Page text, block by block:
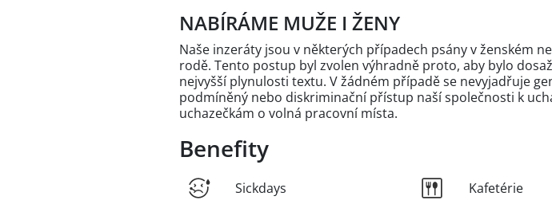
NABÍRÁME MUŽE I ŽENY
Naše inzeráty jsou v některých případech psány v ženském
rodě. Tento postup byl zvolen výhradně proto, aby bylo
nejvyšší plynulosti textu. V žádném případě se nevyjadřuje
podmíněný nebo diskriminační přístup naší společnosti k
uchazečkám o volná pracovní místa.
Benefity
Sickdays
Kafetérie